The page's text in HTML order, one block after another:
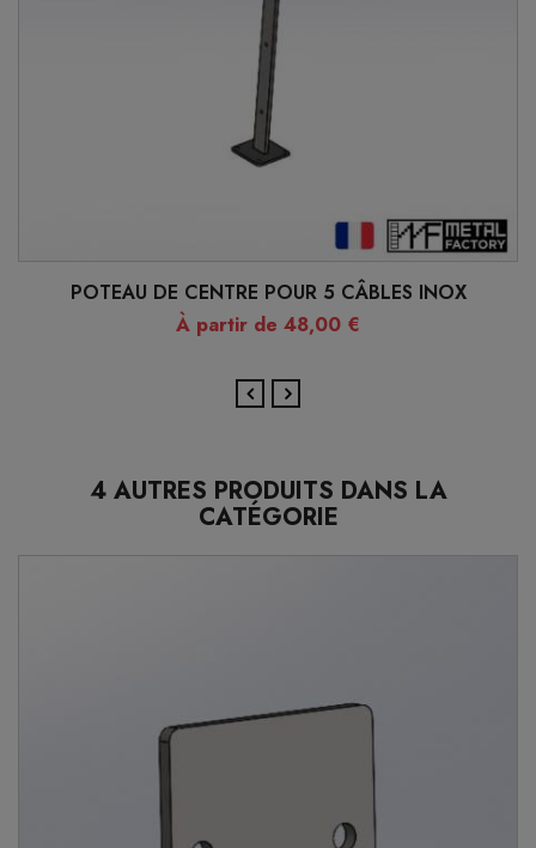
POTEAU DE CENTRE POUR 5 CÂBLES INOX
À partir de 48,00 €
4 AUTRES PRODUITS DANS LA
CATÉGORIE